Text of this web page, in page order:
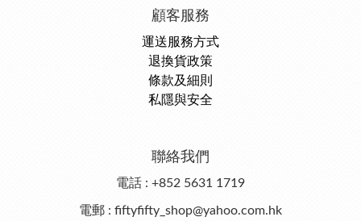
顧客服務
運送服務方式
退換貨政策
條款及細則
私隱與安全
聯絡我們
電話 : +852 5631 1719
電郵 : fiftyfifty_shop@yahoo.com.hk